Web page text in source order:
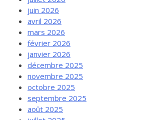
juin 2026
avril 2026
mars 2026
février 2026
janvier 2026
décembre 2025
novembre 2025
octobre 2025
septembre 2025
août 2025